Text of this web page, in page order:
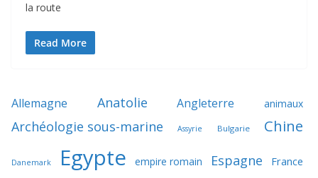
la route
Read More
Allemagne Anatolie Angleterre animaux
Archéologie sous-marine Assyrie Bulgarie Chine
Danemark Egypte empire romain Espagne France